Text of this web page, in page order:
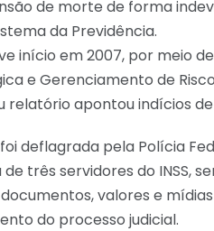
de morte de forma
da Previdência.
início em 2007, por meio
e Gerenciamento de
relatório apontou indícios
deflagrada pela Polícia
três servidores do INSS,
valores e
do processo judicial.